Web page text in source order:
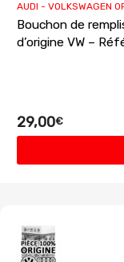
AUDI - VOLKSWAGEN
Bouchon de
d’origine VW –
29,00€